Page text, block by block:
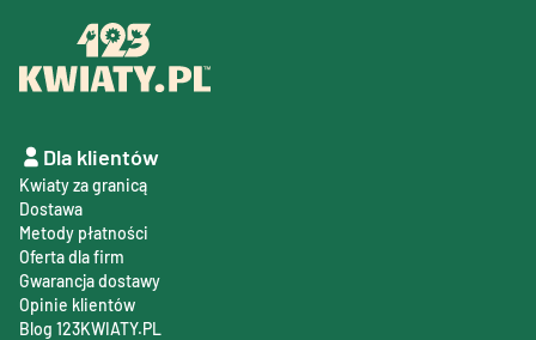
Dla klientów
Kwiaty za granicą
Dostawa
Metody płatności
Oferta dla firm
Gwarancja dostawy
Opinie klientów
Blog 123KWIATY.PL